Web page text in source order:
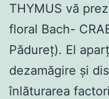
THYMUS vă
floral Bach-
Pădureț). El
dezamăgire și
înlăturarea